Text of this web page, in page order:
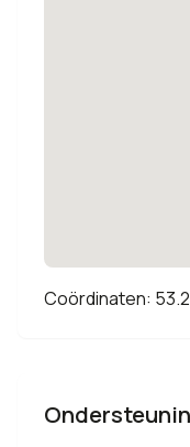
Coördinaten: